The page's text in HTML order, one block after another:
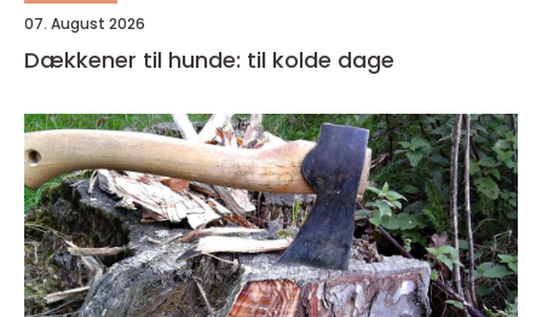
07. August 2026
Dækkener til hunde: til kolde dage